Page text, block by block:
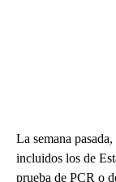
La semana
incluidos los de
prueba de PCR o